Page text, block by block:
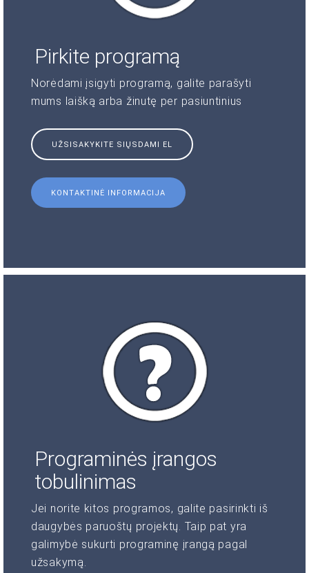
Pirkite programą
Norėdami įsigyti programą, galite parašyti
mums laišką arba žinutę per pasiuntinius
UŽSISAKYKITE SIŲSDAMI EL
KONTAKTINĖ INFORMACIJA
Programinės įrangos
tobulinimas
Jei norite kitos programos, galite pasirinkti iš
daugybės paruoštų projektų. Taip pat yra
galimybė sukurti programinę įrangą pagal
užsakymą.